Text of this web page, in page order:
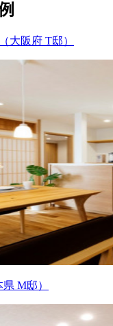
大阪府 T邸）
M邸）